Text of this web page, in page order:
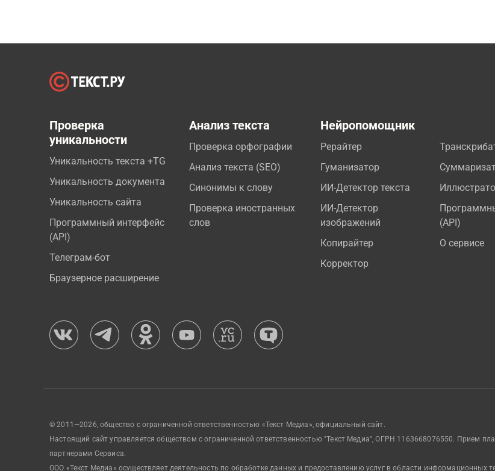
Проверка
уникальности
Уникальность текста +TG
Уникальность документа
Уникальность сайта
Программный интерфейс
(API)
Телеграм-бот
Браузерное расширение
Анализ текста
Проверка орфографии
Анализ текста (SEO)
Синонимы к слову
Проверка иностранных
слов
Нейропомощник
Рерайтер
Гуманизатор
ИИ-Детектор текста
ИИ-Детектор
изображений
Копирайтер
Корректор
(API)
О сервисе
© 2011—2026, общество с ограниченной ответственностью «Текст Медиа», официальный сайт.
Настоящий сайт управляется обществом с ограниченной ответственностью "Текст Медиа", ОГРН 1163668076550. Прием
партнерами Сервиса.
ООО «Текст Медиа» осуществляет деятельность по обработке данных и предоставлению услуг в области информационных